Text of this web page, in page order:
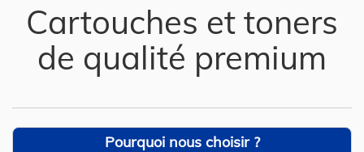
Cartouches et toners
de qualité premium
Pourquoi nous choisir ?